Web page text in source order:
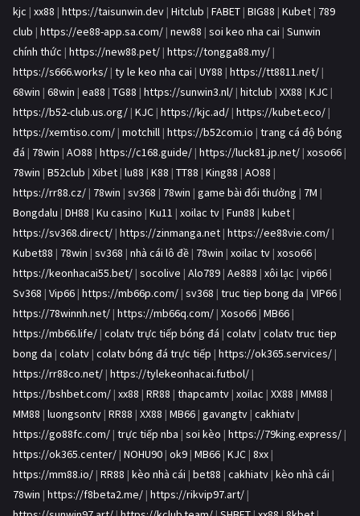
kjc | xx88 | https://taisunwin.dev | Hitclub | FABET | BIG88 | Kubet | 789
club | https://ee88-app.sa.com/ | new88 | soi keo nha cai | Sunwin
chính thức | https://new88.pet/ | https://tongga88.my/ |
https://s666.works/ | ty le keo nha cai | UY88 | https://tt8811.net/ |
68win | 68win | ea88 | TG88 | https://sunwin3.nl/ | hitclub | XX88 | KJC |
https://b52-club.us.org/ | KJC | https://kjc.ad/ | https://kubet.eco/ |
https://xemtiso.com/ | motchill | https://b52com.io | trang cá độ bóng
đá | 78win | AO88 | https://c168.guide/ | https://luck81.jp.net/ | xoso66 |
78win | B52club | Xibet | lu88 | K88 | TT88 | King88 | AO88 |
https://rr88.cz/ | 78win | sv368 | 78win | game bài đổi thưởng | 7M |
Bongdalu | DH88 | Ku casino | Ku11 | xoilac tv | Fun88 | kubet |
https://sv368.direct/ | https://zinmanga.net | https://ee88vie.com/ |
Kubet88 | 78win | sv368 | nhà cái lô đề | 78win | xoilac tv | xoso66 |
https://keonhacai55.bet/ | socolive | Alo789 | Ae888 | xôi lạc | vip66 |
Sv368 | Vip66 | https://mb66p.com/ | sv368 | truc tiep bong da | VIP66 |
https://78winnh.net/ | https://mb66q.com/ | Xoso66 | MB66 |
https://mb66.life/ | colatv trực tiếp bóng đá | colatv | colatv truc tiep
bong da | colatv | colatv bóng đá trực tiếp | https://ok365.services/ |
https://rr88co.net/ | https://tylekeonhacai.futbol/ |
https://bshbet.com/ | xx88 | RR88 | thapcamtv | xoilac | XX88 | MM88 |
MM88 | luongsontv | RR88 | XX88 | MB66 | gavangtv | cakhiatv |
https://go88fc.com/ | trực tiếp nba | soi kèo | https://79king.express/ |
https://ok365.center/ | NOHU90 | ok9 | MB66 | KJC | 8xx |
https://mm88.io/ | RR88 | kèo nhà cái | bet88 | cakhiatv | kèo nhà cái |
78win | https://f8beta2.me/ | https://rikvip97.art/ |